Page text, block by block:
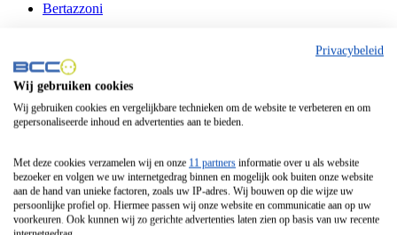
Bertazzoni
Fitelli
Airfryer
Frituurpan
Contactgrill
Broodbakmachine
Broodrooster
Privacybeleid
Wij gebruiken cookies
Wij gebruiken cookies en vergelijkbare technieken om de website te verbeteren en om
gepersonaliseerde inhoud en advertenties aan te bieden.
Met deze cookies verzamelen wij en onze 11 partners informatie over u als website
bezoeker en volgen we uw internetgedrag binnen en mogelijk ook buiten onze website
aan de hand van unieke factoren, zoals uw IP-adres. Wij bouwen op die wijze uw
persoonlijke profiel op. Hiermee passen wij onze website en communicatie aan op uw
voorkeuren. Ook kunnen wij zo gerichte advertenties laten zien op basis van uw recente